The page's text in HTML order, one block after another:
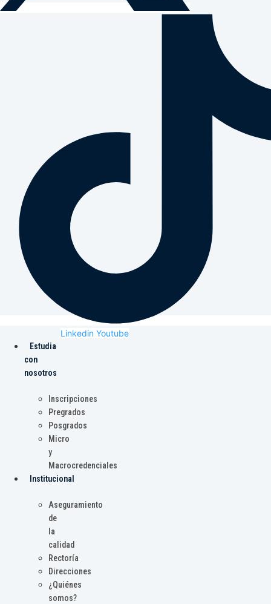
Linkedin Youtube
Estudia
con
nosotros
Inscripciones
Pregrados
Posgrados
Micro
y
Macrocredenciales
Institucional
Aseguramiento
de
la
calidad
Rectoría
Direcciones
¿Quiénes
somos?